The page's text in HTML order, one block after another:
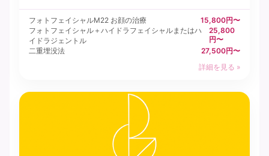
フォトフェイシャルM22 お顔の治療
15,800円〜
フォトフェイシャル＋ハイドラフェイシャルまたはハ
イドラジェントル
25,800
円〜
二重埋没法
27,500円〜
詳細を見る »